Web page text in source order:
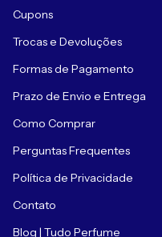
Cupons
Trocas e Devoluções
Formas de Pagamento
Prazo de Envio e Entrega
Como Comprar
Perguntas Frequentes
Política de Privacidade
Contato
Blog | Tudo Perfume